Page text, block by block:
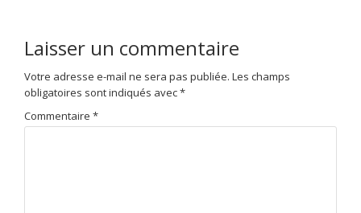
Laisser un commentaire
Votre adresse e-mail ne sera pas publiée. Les champs
obligatoires sont indiqués avec*
Commentaire *